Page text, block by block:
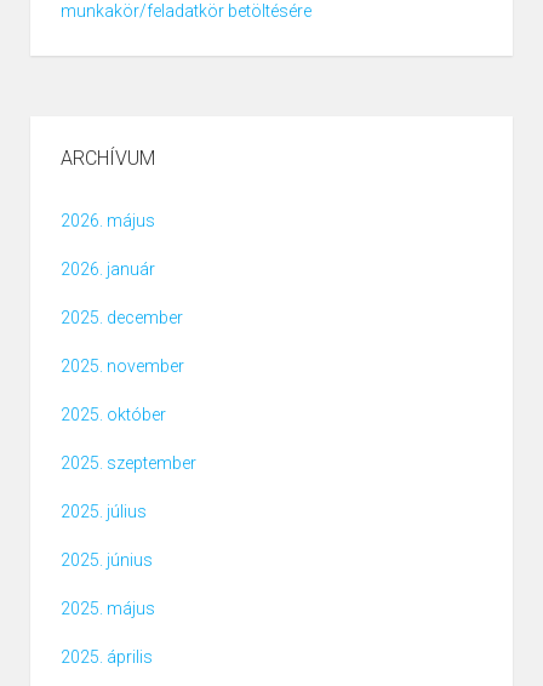
munkakör/feladatkör betöltésére
ARCHÍVUM
2026. május
2026. január
2025. december
2025. november
2025. október
2025. szeptember
2025. július
2025. június
2025. május
2025. április